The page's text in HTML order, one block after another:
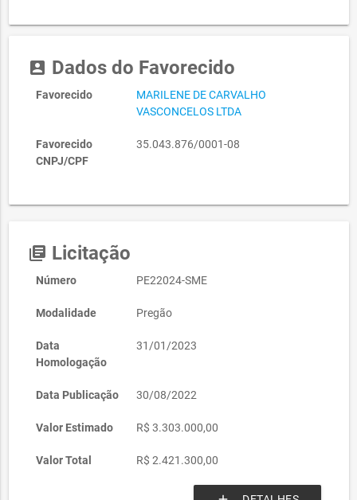
account_box Dados do Favorecido
Favorecido
MARILENE DE CARVALHO
VASCONCELOS LTDA
Favorecido
CNPJ/CPF
35.043.876/0001-08
library_books Licitação
Número PE22024-SME
Modalidade Pregão
Data
Homologação
31/01/2023
Data Publicação 30/08/2022
Valor Estimado R$ 3.303.000,00
Valor Total R$ 2.421.300,00